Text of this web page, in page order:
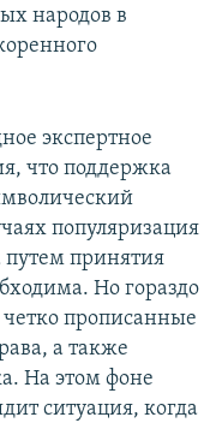
народов в
экспертное
что поддержка
популяризация
принятия
Но гораздо
прописанные
а также
На этом фоне
ситуация, когда